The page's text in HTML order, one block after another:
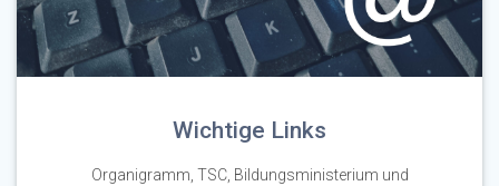
Wichtige Links
Organigramm, TSC, Bildungsministerium und